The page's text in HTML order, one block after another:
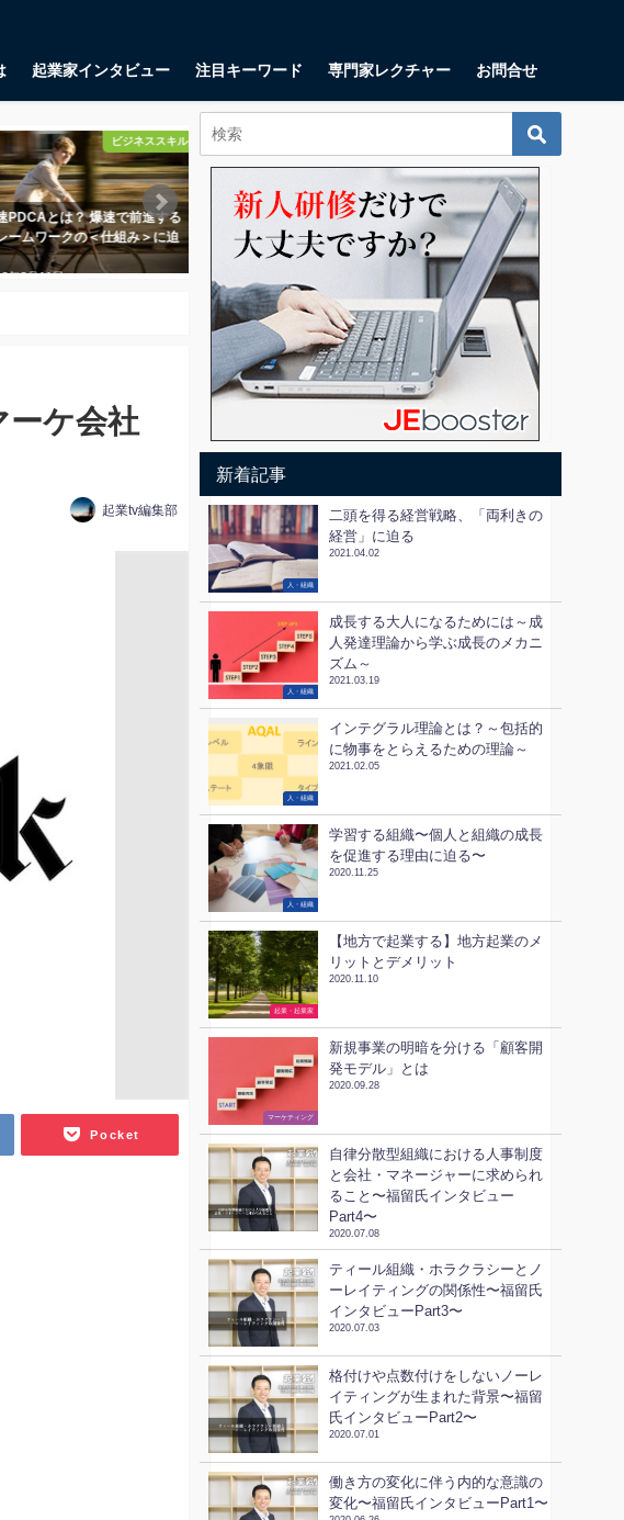
起業家インタビュー 注目キーワード 専門家レクチャー お問合せ
進する
＞に迫
起業・起業家
リーンキャンバスとは？ スタート
アップが思い描くべき9つの項目
2018年1月17日
起業・起業家
ユニットエコノミクスとは？ 顧客
当たりの利益の測定に一体何の意
味があるのか？
ーケ会社
起業tv編集部
Pocket
新着記事
人・組織
二頭を得る経営戦略、「両利きの
経営」に迫る
2021.04.02
人・組織
成長する大人になるためには～成
人発達理論から学ぶ成長のメカニ
ズム～
2021.03.19
人・組織
インテグラル理論とは？～包括的
に物事をとらえるための理論～
2021.02.05
人・組織
学習する組織〜個人と組織の成長
を促進する理由に迫る〜
2020.11.25
起業・起業家
【地方で起業する】地方起業のメ
リットとデメリット
2020.11.10
ビジネススキル
マーケティング
新規事業の明暗を分ける「顧客開
発モデル」とは
2020.09.28
自律分散型組織における人事制度
と会社・マネージャーに求められ
ること〜福留氏インタビュー
Part4〜
2020.07.08
ティール組織・ホラクラシーとノ
ーレイティングの関係性〜福留氏
インタビューPart3〜
2020.07.03
格付けや点数付けをしないノーレ
イティングが生まれた背景〜福留
氏インタビューPart2〜
2020.07.01
働き方の変化に伴う内的な意識の
変化〜福留氏インタビューPart1〜